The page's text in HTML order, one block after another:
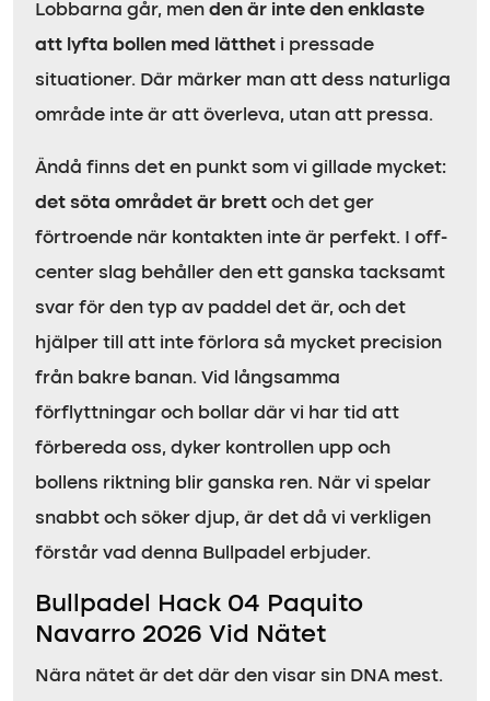
Lobbarna går, men den är inte den enklaste
att lyfta bollen med lätthet i pressade
situationer. Där märker man att dess naturliga
område inte är att överleva, utan att pressa.
Ändå finns det en punkt som vi gillade mycket:
det söta området är brett och det ger
förtroende när kontakten inte är perfekt. I off-
center slag behåller den ett ganska tacksamt
svar för den typ av paddel det är, och det
hjälper till att inte förlora så mycket precision
från bakre banan. Vid långsamma
förflyttningar och bollar där vi har tid att
förbereda oss, dyker kontrollen upp och
bollens riktning blir ganska ren. När vi spelar
snabbt och söker djup, är det då vi verkligen
förstår vad denna Bullpadel erbjuder.
Bullpadel Hack 04 Paquito
Navarro 2026 Vid Nätet
Nära nätet är det där den visar sin DNA mest.